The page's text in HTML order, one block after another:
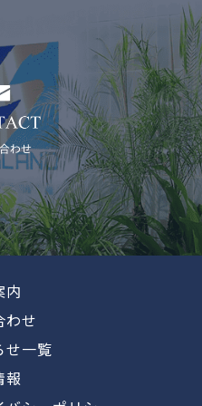
内
わせ
せ一覧
報